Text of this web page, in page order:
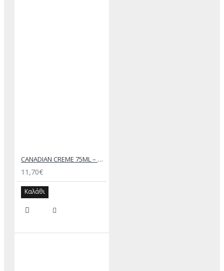
CANADIAN CREME 75ML – SAPHIR
11,70€
Καλάθι